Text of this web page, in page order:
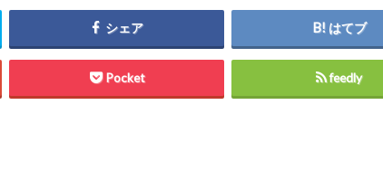
シェア はてブ
Pocket feedly